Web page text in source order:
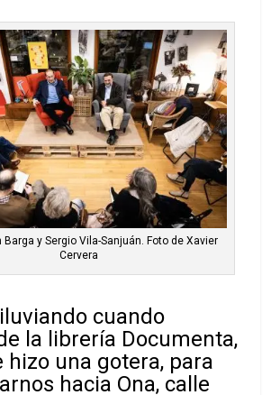
Barga y Sergio Vila-Sanjuán. Foto de Xavier
Cervera
cuando
la librería Documenta,
hizo una gotera, para
hacia Ona, calle